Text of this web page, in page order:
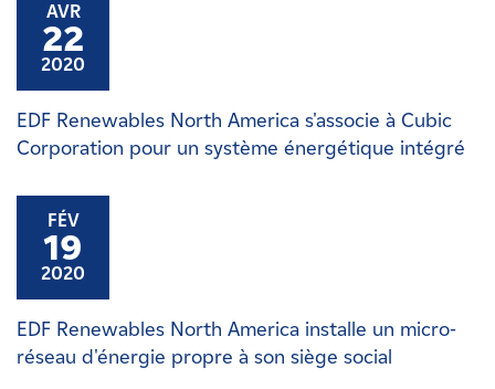
AVR
22
2020
EDF Renewables North America s'associe à Cubic
Corporation pour un système énergétique intégré
FÉV
19
2020
EDF Renewables North America installe un micro-
réseau d'énergie propre à son siège social